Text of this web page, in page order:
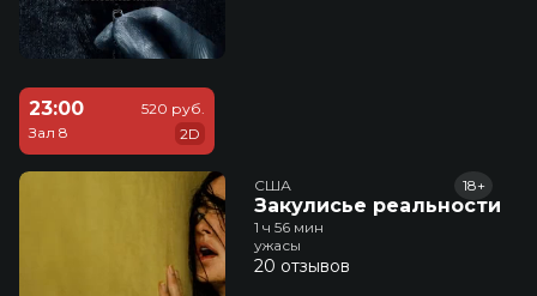
23:00
Зал 8
520 руб.
2D
США
Закулисье реальности
18+
1 ч 56 мин
ужасы
20 отзывов